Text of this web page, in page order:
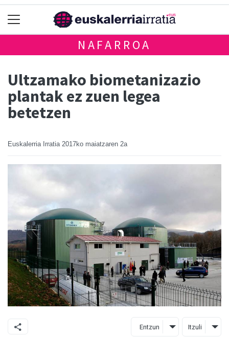
NAFARROA
Ultzamako biometanizazio
plantak ez zuen legea
betetzen
Euskalerria Irratia 2017ko maiatzaren 2a
Entzun Itzuli